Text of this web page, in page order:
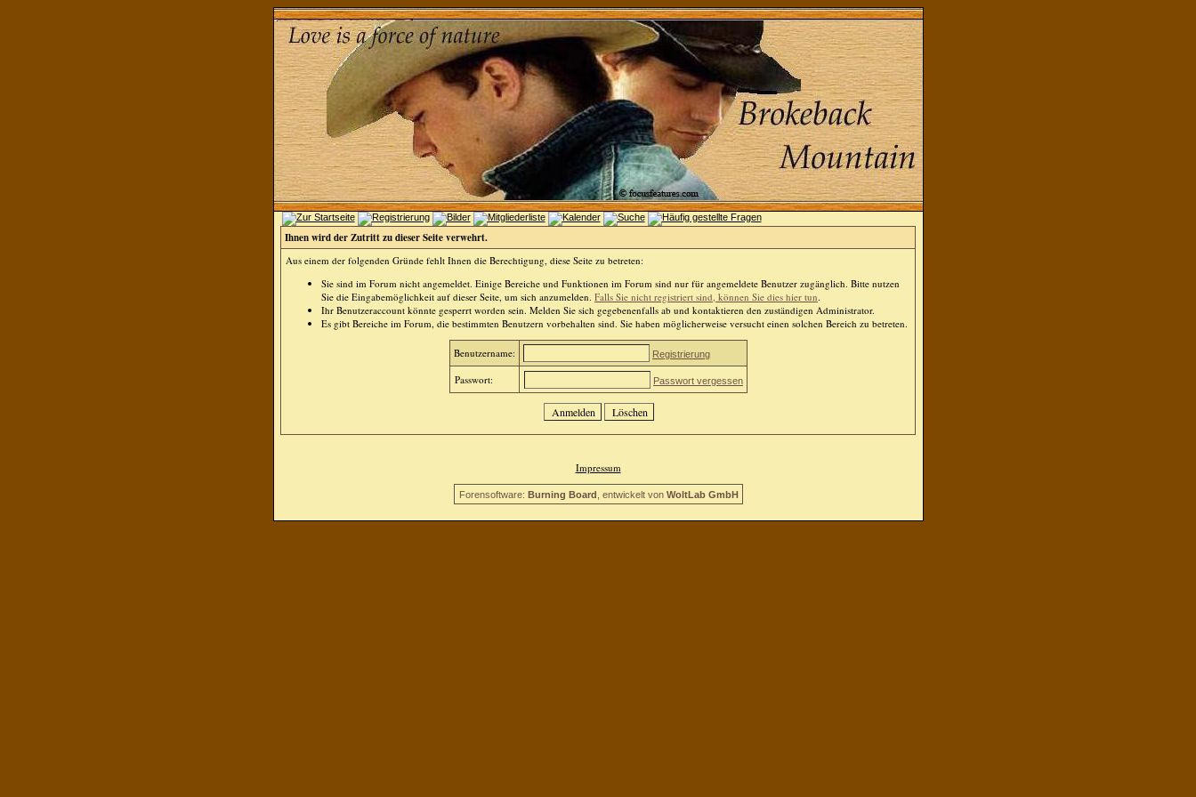
Ihnen wird der Zutritt zu dieser Seite verwehrt.
Aus einem der folgenden Gründe fehlt Ihnen die Berechtigung, diese Seite zu betreten:
Sie sind im Forum nicht angemeldet. Einige Bereiche und Funktionen im Forum sind nur für angemeldete Benutzer zugänglich. Bitte nutzen
Sie die Eingabemöglichkeit auf dieser Seite, um sich anzumelden. Falls Sie nicht registriert sind, können Sie dies hier tun.
Ihr Benutzeraccount könnte gesperrt worden sein. Melden Sie sich gegebenenfalls ab und kontaktieren den zuständigen Administrator.
Es gibt Bereiche im Forum, die bestimmten Benutzern vorbehalten sind. Sie haben möglicherweise versucht einen solchen Bereich zu betreten.
Benutzername: Registrierung
Passwort: Passwort vergessen
Impressum
Forensoftware: Burning Board , entwickelt von WoltLab GmbH